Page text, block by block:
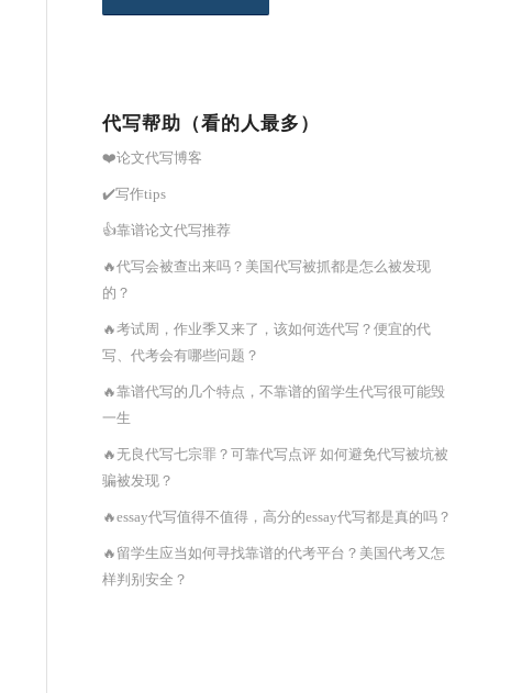
代写帮助（看的人最多）
❤️论文代写博客
✔️写作tips
👍靠谱论文代写推荐
🔥代写会被查出来吗？美国代写被抓都是怎么被发现
的？
🔥考试周，作业季又来了，该如何选代写？便宜的代
写、代考会有哪些问题？
🔥靠谱代写的几个特点，不靠谱的留学生代写很可能毁
一生
🔥无良代写七宗罪？可靠代写点评 如何避免代写被坑被
骗被发现？
🔥essay代写值得不值得，高分的essay代写都是真的吗？
🔥留学生应当如何寻找靠谱的代考平台？美国代考又怎
样判别安全？